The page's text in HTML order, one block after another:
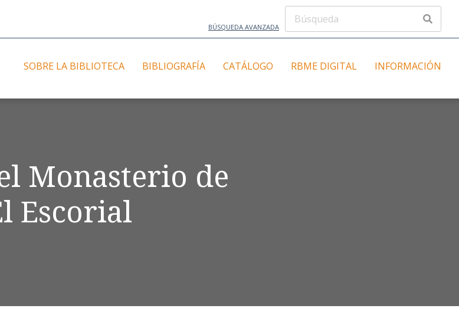
BÚSQUEDA AVANZADA
SOBRE LA BIBLIOTECA BIBLIOGRAFÍA CATÁLOGO RBME DIGITAL INFORMACIÓN
Monasterio de
Escorial